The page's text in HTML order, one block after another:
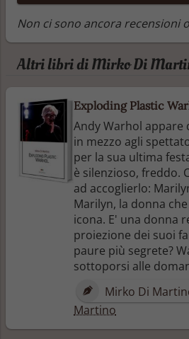
Non ci sono ancora recensioni
Altri libri di Mirko Di
Exploding Plastic
Andy Warhol appare
in mezzo agli
per la sua ultima
è silenzioso, freddo.
ad accoglierlo:
Marilyn, la donna
icona. E' una donna
proiezione dei suoi
paure più segrete?
sottoporsi alle
Mirko Di
Martino